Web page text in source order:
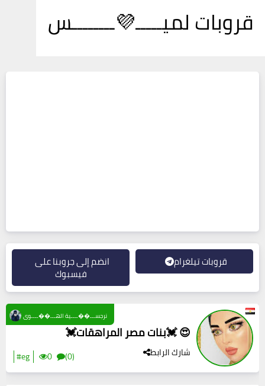
قروبات لميـــــ💜ــــــــس
انضم إلى جروبنا على
فيسبوك
قروبات تيلغرام
💓بنات مصر المراهقات💓 😍
شارك الرابط #eg 0 (0)
نرجســـ��ــــية الهـــ��ــــوى